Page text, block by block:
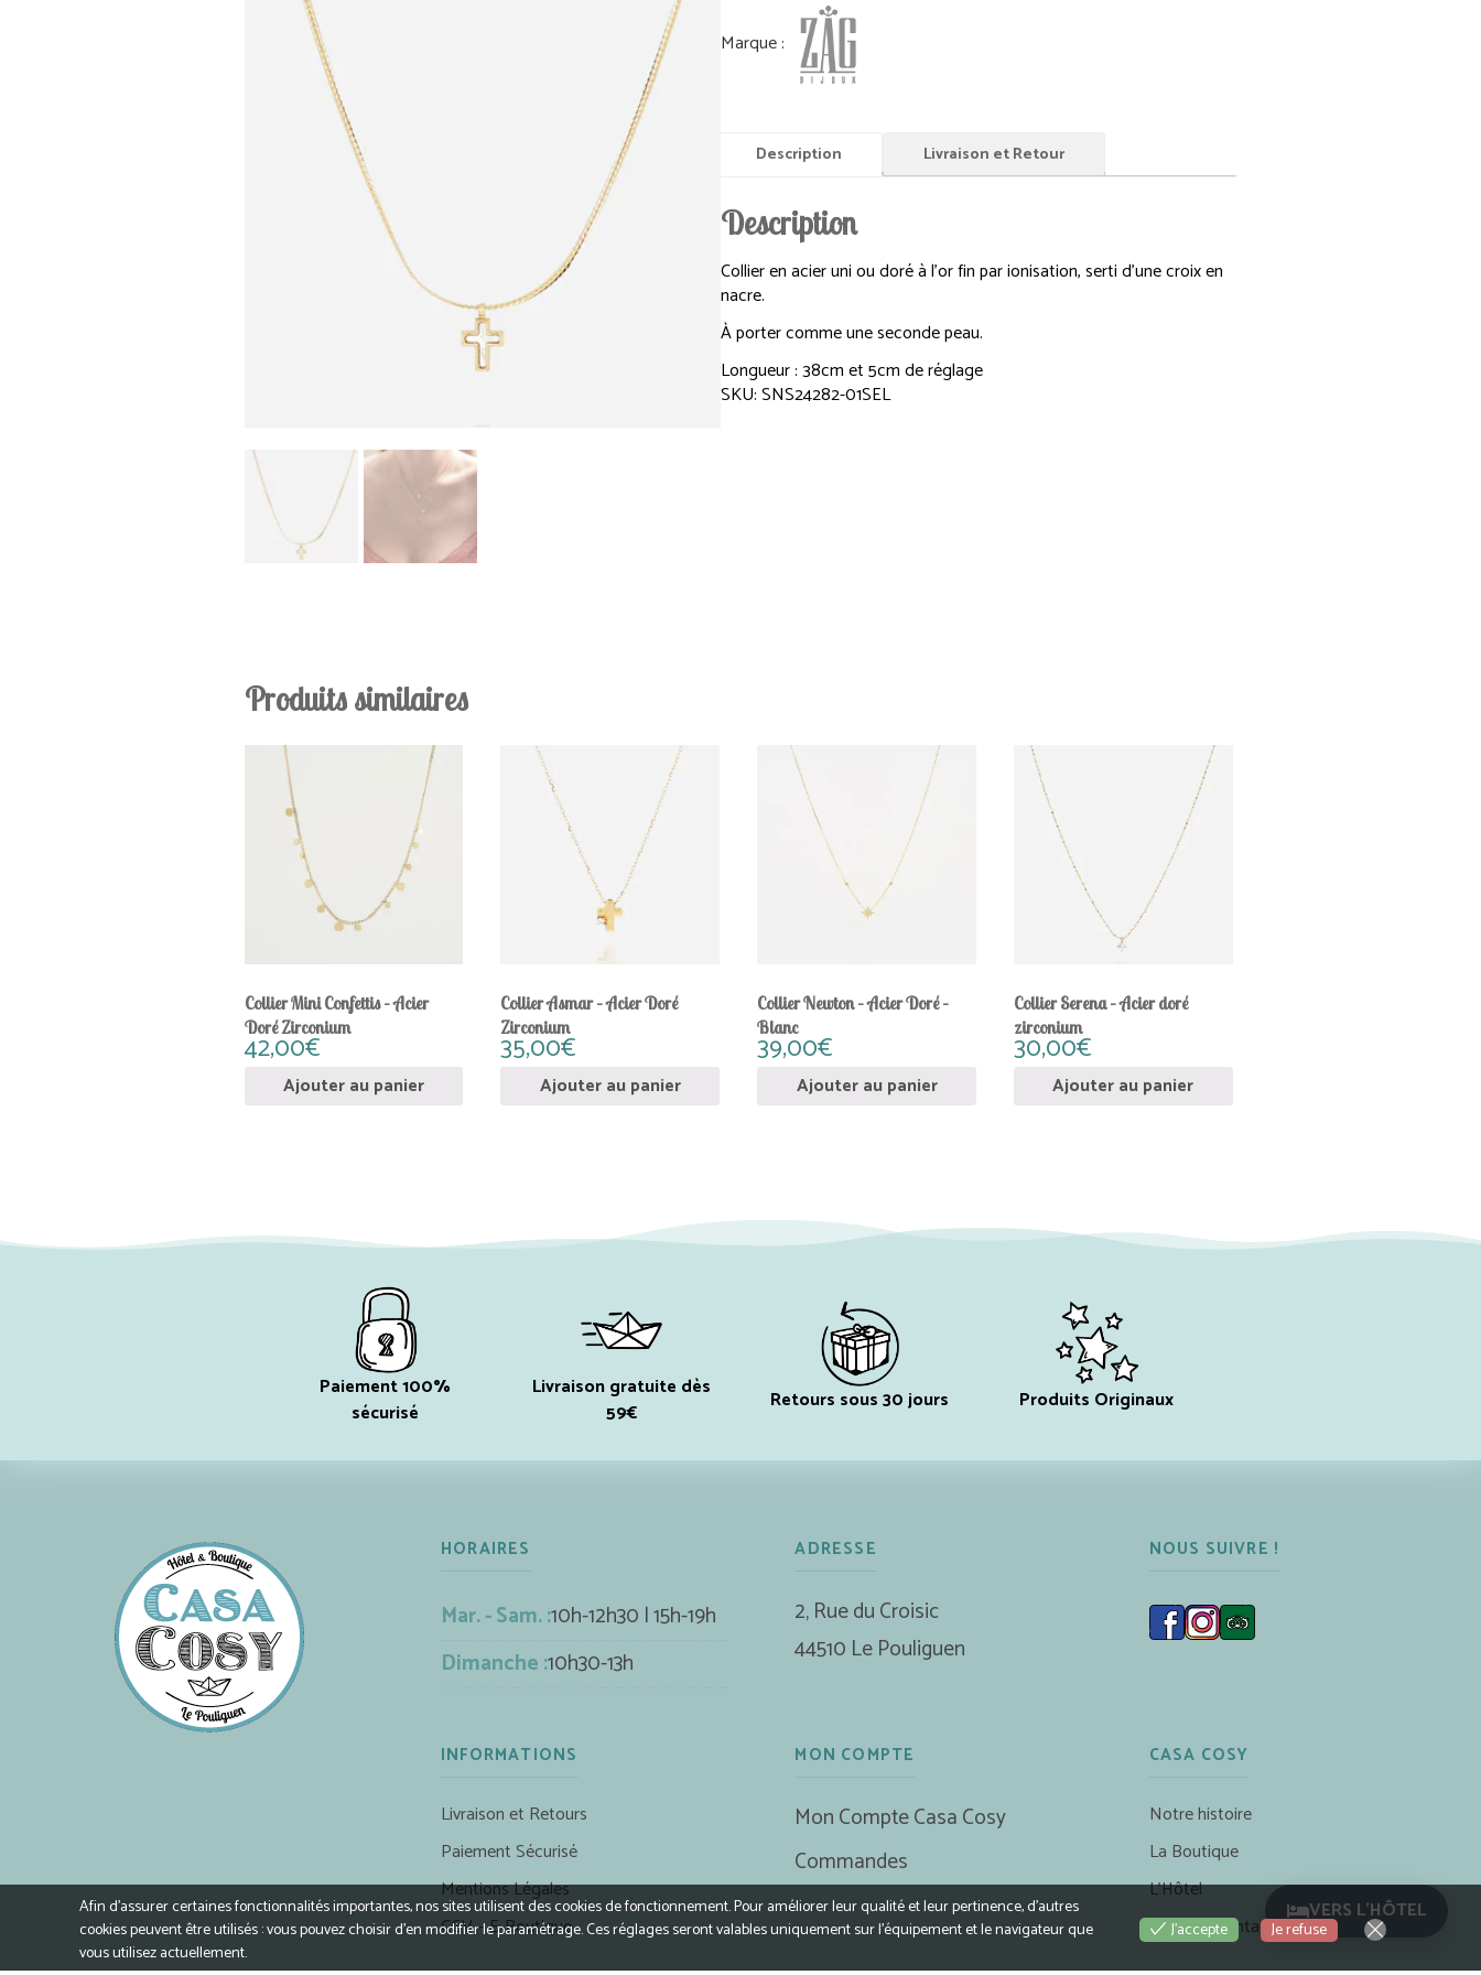
VERS L'HÔTEL
Description Livraison et Retour
Description
Collier en acier uni ou doré à l’or fin par ionisation, serti d’une croix en
nacre.
À porter comme une seconde peau.
Longueur : 38cm et 5cm de réglage
SKU: SNS24282-01SEL
Produits similaires
Collier Mini Confettis – Acier
Doré Zirconium
42,00€
Ajouter au panier
Collier Asmar – Acier Doré
Zirconium
35,00€
Ajouter au panier
Collier Newton – Acier Doré –
Blanc
39,00€
Ajouter au panier
Collier Serena – Acier doré
zirconium
30,00€
Ajouter au panier
Paiement 100%
sécurisé
Livraison gratuite dès
59€
Retours sous 30 jours Produits Originaux
HORAIRES
Mar. - Sam. :10h-12h30 | 15h-19h
Dimanche :10h30-13h
ADRESSE
2, Rue du Croisic
44510 Le Pouliguen
NOUS SUIVRE !
INFORMATIONS
Livraison et Retours
Paiement Sécurisé
Mentions Légales
CGV – E-Boutique
MON COMPTE
Mon Compte Casa Cosy
Commandes
CASA COSY
Notre histoire
La Boutique
L’Hôtel
Accès & Contact
Afin d’assurer certaines fonctionnalités importantes, nos sites utilisent des cookies de fonctionnement. Pour améliorer leur qualité et leur pertinence, d’autres
cookies peuvent être utilisés : vous pouvez choisir d'en modifier le paramétrage. Ces réglages seront valables uniquement sur l’équipement et le navigateur que
vous utilisez actuellement.
J'accepte Je refuse